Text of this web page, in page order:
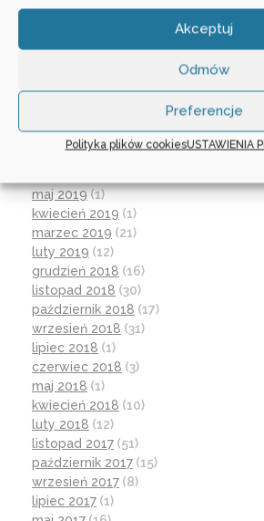
Akceptuj
Odmów
Preferencje
Polityka plików cookiesUSTAWIENIA
październik 2019(15)
wrzesień 2019
maj 2019(1)
kwiecień 2019 (1)
marzec 2019 (21)
luty 2019 (12)
grudzień 2018 (16)
listopad 2018 (30)
październik 2018 (17)
wrzesień 2018 (31)
lipiec 2018 (1)
czerwiec 2018 (3)
maj 2018 (1)
kwiecień 2018 (10)
luty 2018 (12)
listopad 2017 (51)
październik 2017 (15)
wrzesień 2017 (8)
lipiec 2017 (1)